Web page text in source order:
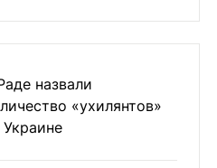
назвали
«ухилянтов»
Украине